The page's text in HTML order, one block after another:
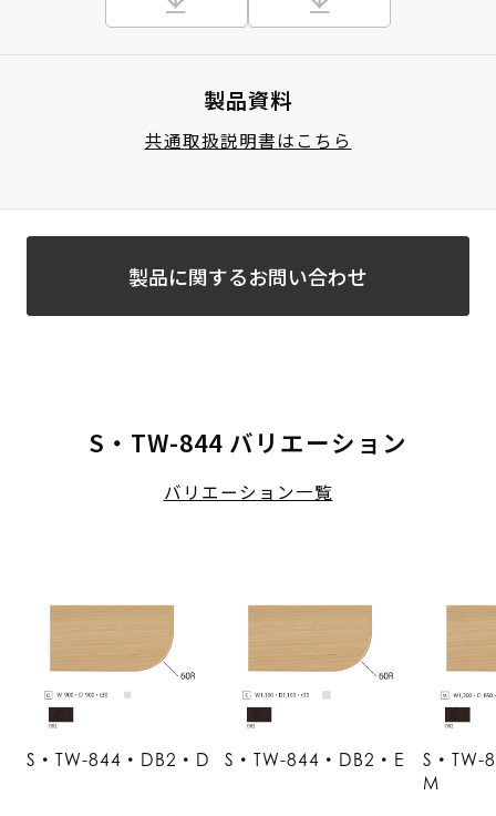
製品資料
共通取扱説明書はこちら
製品に関するお問い合わせ
S・TW-844 バリエーション
バリエーション一覧
S・TW-844・DB2・D S・TW-844・DB2・E
S・TW-
M